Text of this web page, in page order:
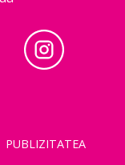
PUBLIZITATEA